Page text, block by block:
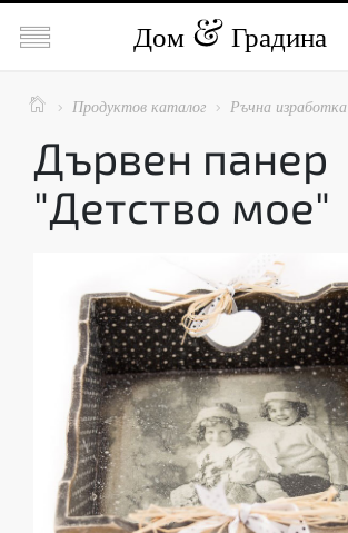
 Дом Градина
  Продуктов каталог  Ръчна изработка
Дървен панер
"Детство мое"